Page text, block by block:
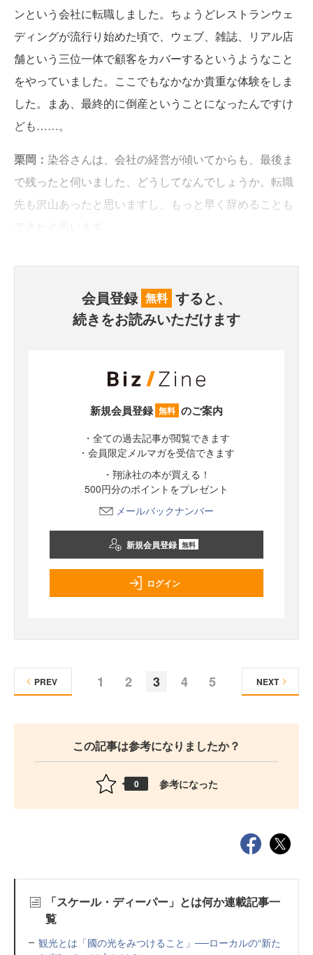
ンという会社に転職しました。ちょうどレストランウェ
ディングが流行り始めた頃で、ウェブ、雑誌、リアル店
舗という三位一体で顧客をカバーするというようなこと
をやっていました。ここでもなかなか貴重な体験をしま
した。まあ、最終的に倒産ということになったんですけ
ども……。
栗岡： 染谷さんは、会社の経営が傾いてからも、最後ま
で残ったと伺いました、どうしてなんでしょうか。転職
先も沢山あったと思いますし、もっと早く辞めることも
会員登録 無料 すると、
続きをお読みいただけます
新規会員登録 無料 のご案内
・全ての過去記事が閲覧できます
・会員限定メルマガを受信できます
・翔泳社の本が買える！
500円分のポイントをプレゼント
メールバックナンバー
新規会員登録 無料
ログイン
1 2 3 4 5
PREV NEXT
この記事は参考になりましたか？
0 参考になった
「スケール・ディーパー」とは何か連載記事一
覧
観光とは「國の光をみつけること」──ローカルの“新た